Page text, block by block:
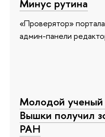
Минус рутина
«Проверятор»
админ-панели
Молодой
Вышки получил
РАН